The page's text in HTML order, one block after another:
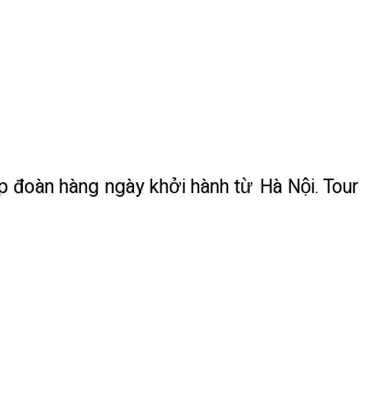
hàng ngày khởi hành từ Hà Nội. Tour